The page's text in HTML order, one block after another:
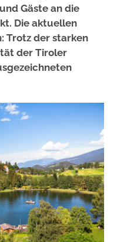
Gäste an die
Die aktuellen
Trotz der starken
der Tiroler